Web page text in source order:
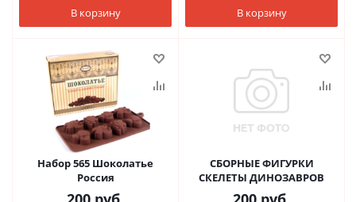
В корзину В корзину
Набор 565 Шоколатье
Россия
СБОРНЫЕ ФИГУРКИ
СКЕЛЕТЫ ДИНОЗАВРОВ